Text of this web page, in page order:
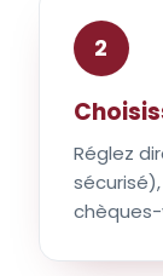
2
Réglez
sécurisé),
chèques-